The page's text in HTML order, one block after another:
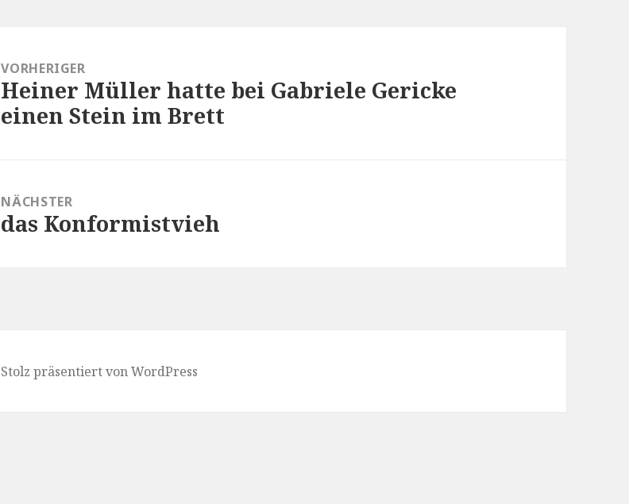
VORHERIGER
Vorheriger
Beitrag:
Heiner Müller hatte bei Gabriele Gericke
einen Stein im Brett
NÄCHSTER
Nächster
das Konformistvieh
Stolz präsentiert von WordPress